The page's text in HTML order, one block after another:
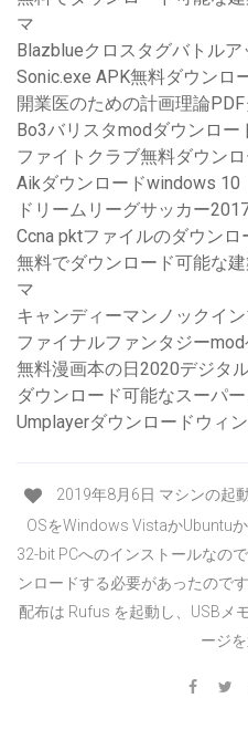
マ
Blazblueクロスタグバトル
Sonic.exe APK無料ダウンロ
開業医のための計画理論
Bo3バリスタmodダウンロー
ファイトクラブ無料ダウン
Aikダウンロードwindows 10
ドリームリーグサッカー
Ccna pktファイルのダウンロ
無料でダウンロード可能な
マ
キャンディーマンノックイ
ファイナルファンタジー
無料漫画本の日2020デジタ
ダウンロード可能なスーパ
Umplayerダウンロードウィ
2019年8月6日 マシンの起
OSをWindows VistaかUbuntu
32-bit PCへのインストールなの
ンロードする必要があったので
配布は Rufus を起動し、USBメ
ージを